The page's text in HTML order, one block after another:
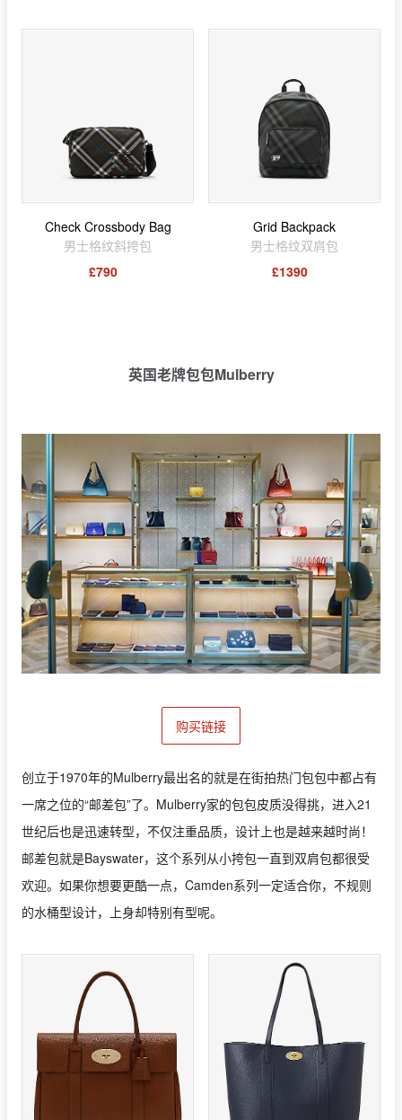
Check Crossbody Bag
男士格纹斜挎包
£790
Grid Backpack
男士格纹双肩包
£1390
英国老牌包包Mulberry
购买链接
创立于1970年的Mulberry最出名的就是在街拍热门包包中都占有
一席之位的“邮差包”了。Mulberry家的包包皮质没得挑，进入21
世纪后也是迅速转型，不仅注重品质，设计上也是越来越时尚！
邮差包就是Bayswater，这个系列从小挎包一直到双肩包都很受
欢迎。如果你想要更酷一点，Camden系列一定适合你，不规则
的水桶型设计，上身却特别有型呢。